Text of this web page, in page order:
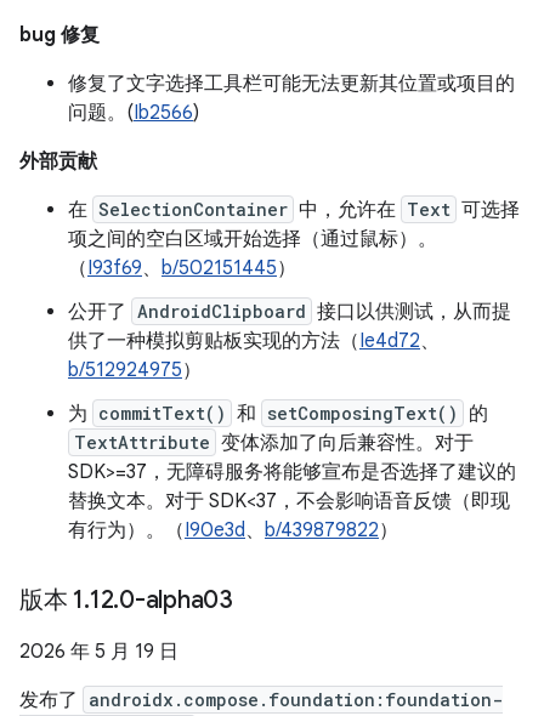
bug 修复
修复了文字选择工具栏可能无法更新其位置或项目的
问题。(Ib2566)
外部贡献
在 SelectionContainer 中，允许在 Text 可选择
项之间的空白区域开始选择（通过鼠标）。
（I93f69、 b/502151445）
公开了 AndroidClipboard 接口以供测试，从而提
供了一种模拟剪贴板实现的方法（Ie4d72、
b/512924975）
为 commitText() 和 setComposingText() 的
TextAttribute 变体添加了向后兼容性。对于
SDK>=37，无障碍服务将能够宣布是否选择了建议的
替换文本。对于 SDK<37，不会影响语音反馈（即现
有行为）。（I90e3d、 b/439879822）
版本 1.12.0-alpha03
2026 年 5 月 19 日
发布了
androidx.compose.foundation:foundation-